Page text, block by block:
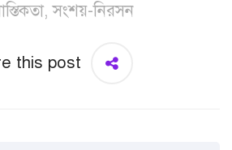
,সংশয়-নিরসন
this post